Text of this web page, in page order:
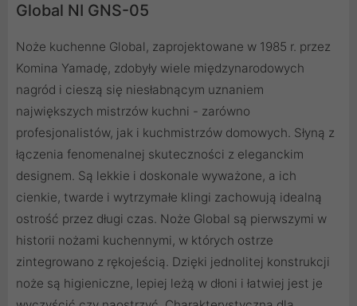
Global NI GNS-05
Noże kuchenne Global, zaprojektowane w 1985 r. przez
Komina Yamadę, zdobyły wiele międzynarodowych
nagród i cieszą się niesłabnącym uznaniem
największych mistrzów kuchni - zarówno
profesjonalistów, jak i kuchmistrzów domowych. Słyną z
łączenia fenomenalnej skuteczności z eleganckim
designem. Są lekkie i doskonale wyważone, a ich
cienkie, twarde i wytrzymałe klingi zachowują idealną
ostrość przez długi czas. Noże Global są pierwszymi w
historii nożami kuchennymi, w których ostrze
zintegrowano z rękojeścią. Dzięki jednolitej konstrukcji
noże są higieniczne, lepiej leżą w dłoni i łatwiej jest je